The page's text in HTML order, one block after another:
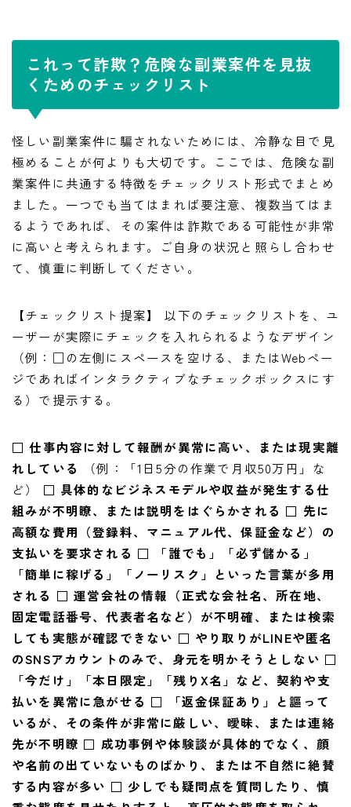
これって詐欺？危険な副業案件を見抜
くためのチェックリスト
怪しい副業案件に騙されないためには、冷静な目で見
極めることが何よりも大切です。ここでは、危険な副
業案件に共通する特徴をチェックリスト形式でまとめ
ました。一つでも当てはまれば要注意、複数当てはま
るようであれば、その案件は詐欺である可能性が非常
に高いと考えられます。ご自身の状況と照らし合わせ
て、慎重に判断してください。
【チェックリスト提案】 以下のチェックリストを、ユ
ーザーが実際にチェックを入れられるようなデザイン
（例：□の左側にスペースを空ける、またはWebペー
ジであればインタラクティブなチェックボックスにす
る）で提示する。
□ 仕事内容に対して報酬が異常に高い、または現実離
れしている
（例：「1日5分の作業で月収50万円」な
ど） □ 具体的なビジネスモデルや収益が発生する仕
組みが不明瞭、または説明をはぐらかされる □ 先に
高額な費用（登録料、マニュアル代、保証金など）の
支払いを要求される □ 「誰でも」「必ず儲かる」
「簡単に稼げる」「ノーリスク」といった言葉が多用
される □ 運営会社の情報（正式な会社名、所在地、
固定電話番号、代表者名など）が不明確、または検索
しても実態が確認できない □ やり取りがLINEや匿名
のSNSアカウントのみで、身元を明かそうとしない □
「今だけ」「本日限定」「残りX名」など、契約や支
払いを異常に急がせる □ 「返金保証あり」と謳って
いるが、その条件が非常に厳しい、曖昧、または連絡
先が不明瞭 □ 成功事例や体験談が具体的でなく、顔
や名前の出ていないものばかり、または不自然に絶賛
する内容が多い □ 少しでも疑問点を質問したり、慎